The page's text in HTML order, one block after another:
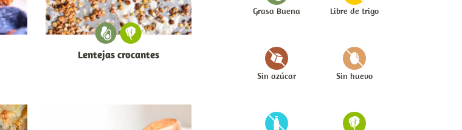
Lentejas crocantes
Grasa Buena Libre de trigo
Sin azúcar Sin huevo